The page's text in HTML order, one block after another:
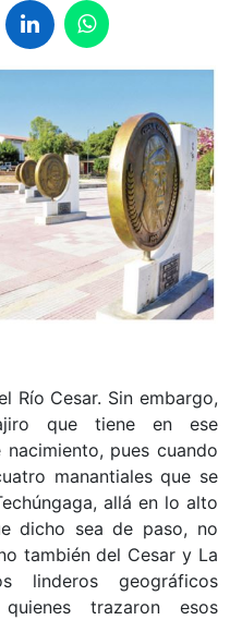
Río Cesar. Sin embargo,
que tiene en ese
pues cuando
manantiales que se
allá en lo alto
dicho sea de paso, no
también del Cesar y La
linderos geográficos
trazaron esos